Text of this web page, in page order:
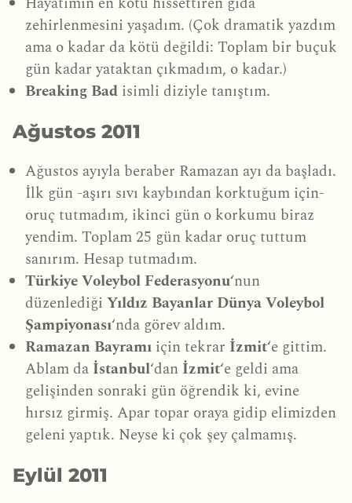
zehirlenmesini yaşadım. (Çok dramatik yazdım
ama o kadar da kötü değildi: Toplam bir buçuk
gün kadar yataktan çıkmadım, o kadar.)
Breaking Bad isimli diziyle tanıştım.
Ağustos 2011
Ağustos ayıyla beraber Ramazan ayı da başladı.
İlk gün -aşırı sıvı kaybından korktuğum için-
oruç tutmadım, ikinci gün o korkumu biraz
yendim. Toplam 25 gün kadar oruç tuttum
sanırım. Hesap tutmadım.
Türkiye Voleybol Federasyonu‘nun
düzenlediği Yıldız Bayanlar Dünya Voleybol
Şampiyonası‘nda görev aldım.
Ramazan Bayramı için tekrar İzmit‘e gittim.
Ablam da İstanbul‘dan İzmit‘e geldi ama
gelişinden sonraki gün öğrendik ki, evine
hırsız girmiş. Apar topar oraya gidip elimizden
geleni yaptık. Neyse ki çok şey çalmamış.
Eylül 2011